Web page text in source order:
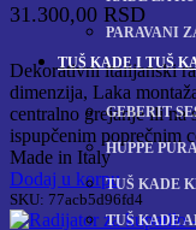
PARAVANI
TUŠ KADE I TUŠ
GEBERIT
HUPPE
TUŠ KADE
TUŠ KADE
31.300,00 RSD
Dekorativni italijanski
dimenzija, Laka
centralno grejanje ili na
ispupčenim poprečnim
Made in Italy
Dodaj u korpu
SKU: 77acb5d96fd4